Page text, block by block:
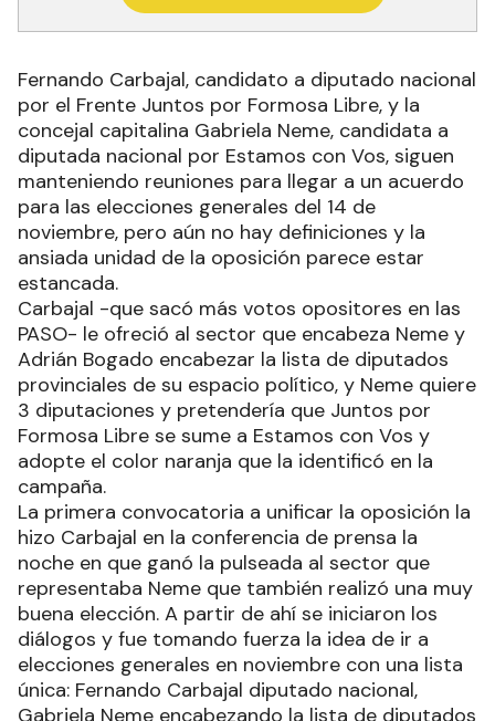
Fernando Carbajal, candidato a diputado nacional
por el Frente Juntos por Formosa Libre, y la
concejal capitalina Gabriela Neme, candidata a
diputada nacional por Estamos con Vos, siguen
manteniendo reuniones para llegar a un acuerdo
para las elecciones generales del 14 de
noviembre, pero aún no hay definiciones y la
ansiada unidad de la oposición parece estar
estancada.
Carbajal -que sacó más votos opositores en las
PASO- le ofreció al sector que encabeza Neme y
Adrián Bogado encabezar la lista de diputados
provinciales de su espacio político, y Neme quiere
3 diputaciones y pretendería que Juntos por
Formosa Libre se sume a Estamos con Vos y
adopte el color naranja que la identificó en la
campaña.
La primera convocatoria a unificar la oposición la
hizo Carbajal en la conferencia de prensa la
noche en que ganó la pulseada al sector que
representaba Neme que también realizó una muy
buena elección. A partir de ahí se iniciaron los
diálogos y fue tomando fuerza la idea de ir a
elecciones generales en noviembre con una lista
única: Fernando Carbajal diputado nacional,
Gabriela Neme encabezando la lista de diputados